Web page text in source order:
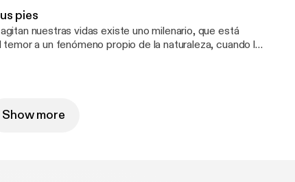
pies
nuestras vidas existe uno milenario, que está
a un fenómeno propio de la naturaleza, cuando la
Show more